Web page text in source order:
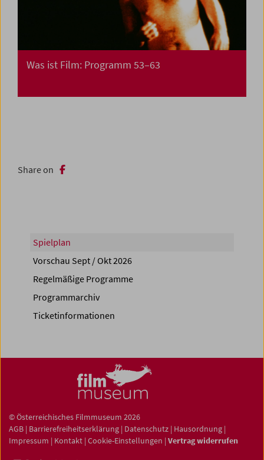
Was ist Film: Programm 53–63
Share on
Spielplan
Vorschau Sept / Okt 2026
Regelmäßige Programme
Programmarchiv
Ticketinformationen
© Österreichisches Filmmuseum 2026
AGB | Barrierefreiheitserklärung | Datenschutz | Hausordnung |
Impressum | Kontakt | Cookie-Einstellungen | Vertrag widerrufen